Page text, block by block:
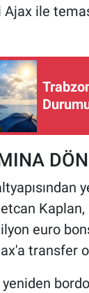
Ajax ile
Kaplan,
euro
transfer